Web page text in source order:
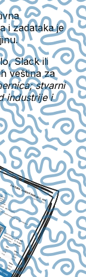
i zadataka je
Slack ili
veština za
stvarni
industrije i